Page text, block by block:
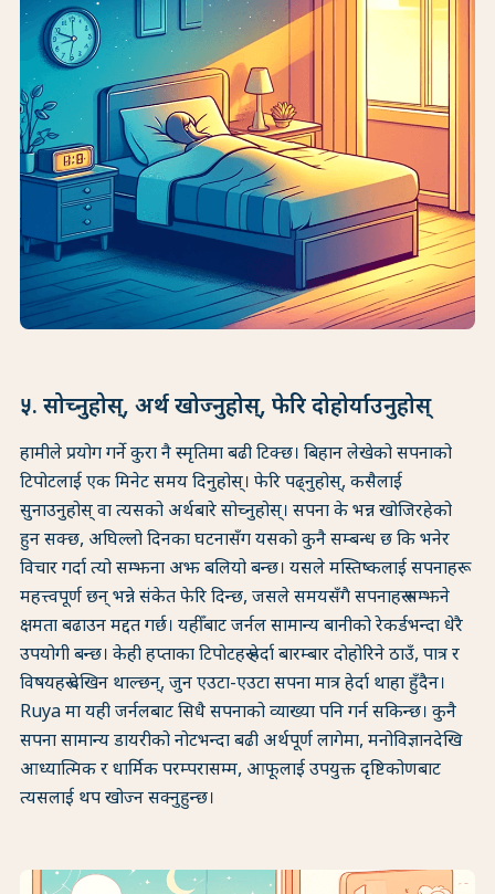
५. सोच्नुहोस्, अर्थ खोज्नुहोस्, फेरि दोहोर्याउनुहोस्
हामीले प्रयोग गर्ने कुरा नै स्मृतिमा बढी टिक्छ। बिहान लेखेको सपनाको
टिपोटलाई एक मिनेट समय दिनुहोस्। फेरि पढ्नुहोस्, कसैलाई
सुनाउनुहोस् वा त्यसको अर्थबारे सोच्नुहोस्। सपना के भन्न खोजिरहेको
हुन सक्छ, अघिल्लो दिनका घटनासँग यसको कुनै सम्बन्ध छ कि भनेर
विचार गर्दा त्यो सम्झना अझ बलियो बन्छ। यसले मस्तिष्कलाई सपनाहरू
महत्त्वपूर्ण छन् भन्ने संकेत फेरि दिन्छ, जसले समयसँगै सपनाहरू सम्झने
क्षमता बढाउन मद्दत गर्छ। यहीँबाट जर्नल सामान्य बानीको रेकर्डभन्दा धेरै
उपयोगी बन्छ। केही हप्ताका टिपोटहरू हेर्दा बारम्बार दोहोरिने ठाउँ, पात्र र
विषयहरू देखिन थाल्छन्, जुन एउटा-एउटा सपना मात्र हेर्दा थाहा हुँदैन।
Ruya मा यही जर्नलबाट सिधै सपनाको व्याख्या पनि गर्न सकिन्छ। कुनै
सपना सामान्य डायरीको नोटभन्दा बढी अर्थपूर्ण लागेमा, मनोविज्ञानदेखि
आध्यात्मिक र धार्मिक परम्परासम्म, आफूलाई उपयुक्त दृष्टिकोणबाट
त्यसलाई थप खोज्न सक्नुहुन्छ।